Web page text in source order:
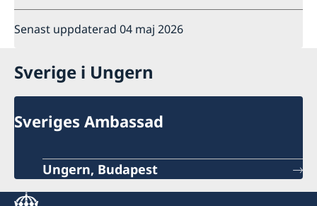
Senast uppdaterad 04 maj 2026
Sverige i Ungern
Sveriges Ambassad
Ungern, Budapest